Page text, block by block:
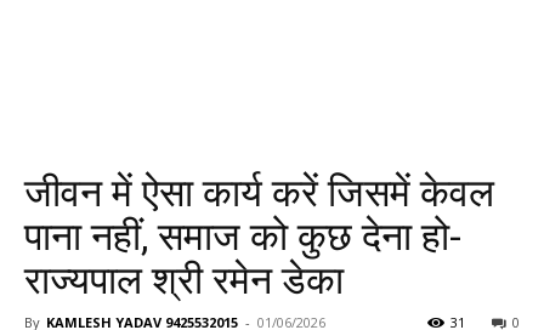
जीवन में ऐसा कार्य करें जिसमें केवल
पाना नहीं, समाज को कुछ देना हो-
राज्यपाल श्री रमेन डेका
By KAMLESH YADAV 9425532015 - 01/06/2026 0
31